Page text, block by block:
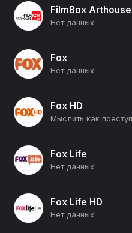
FilmBox Arthouse
Нет данных
Fox
Нет данных
Fox HD
Мыслить как
Fox Life
Нет данных
Fox Life HD
Нет данных